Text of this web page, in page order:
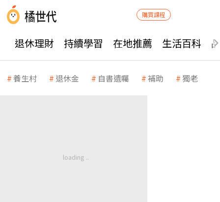
購買課程
退休理財 持續學習 在地推薦 生活百科
養生村 退休金 自書遺囑 補助 獨老